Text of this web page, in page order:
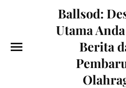
Ballsod:
Utama
Berita